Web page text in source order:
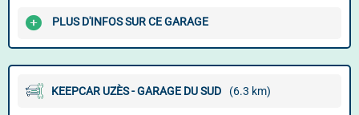
PLUS D'INFOS SUR CE GARAGE
KEEPCAR UZÈS - GARAGE DU SUD (6.3 km)